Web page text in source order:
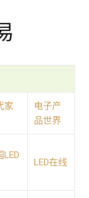
家
电子产
品世界
LED
LED在线